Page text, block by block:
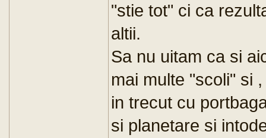
"stie tot" ci ca
altii.
Sa nu uitam ca si
mai multe "scoli" si
in trecut cu
si planetare si